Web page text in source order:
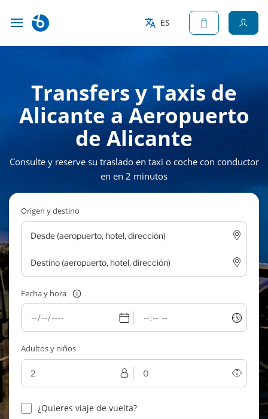
ES
Transfers y Taxis de
Alicante a Aeropuerto
de Alicante
Consulte y reserve su traslado en taxi o coche con conductor
en en 2 minutos
Origen y destino
Fecha y hora
Adultos y niños
¿Quieres viaje de vuelta?